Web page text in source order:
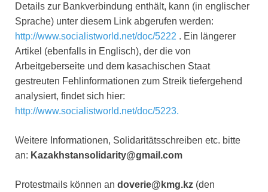
Details zur Bankverbindung enthält, kann (in englischer
Sprache) unter diesem Link abgerufen werden:
http://www.socialistworld.net/doc/5222 . Ein längerer
Artikel (ebenfalls in Englisch), der die von
Arbeitgeberseite und dem kasachischen Staat
gestreuten Fehlinformationen zum Streik tiefergehend
analysiert, findet sich hier:
http://www.socialistworld.net/doc/5223.
Weitere Informationen, Solidaritätsschreiben etc. bitte
an: Kazakhstansolidarity@gmail.com
Protestmails können an doverie@kmg.kz (den